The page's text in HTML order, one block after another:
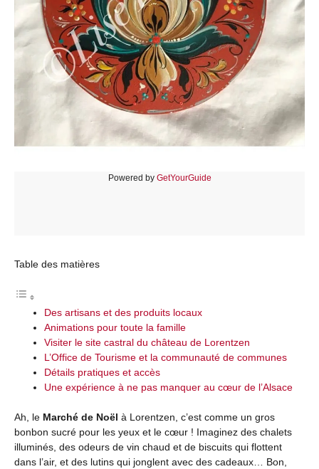
Powered by GetYourGuide
Table des matières
Des artisans et des produits locaux
Animations pour toute la famille
Visiter le site castral du château de Lorentzen
L’Office de Tourisme et la communauté de communes
Détails pratiques et accès
Une expérience à ne pas manquer au cœur de l’Alsace
Ah, le Marché de Noël à Lorentzen, c’est comme un gros
bonbon sucré pour les yeux et le cœur ! Imaginez des chalets
illuminés, des odeurs de vin chaud et de biscuits qui flottent
dans l’air, et des lutins qui jonglent avec des cadeaux… Bon,